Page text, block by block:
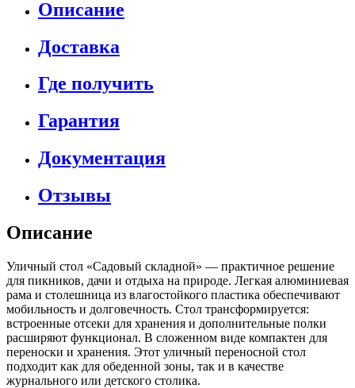
Описание
Доставка
Где получить
Гарантия
Документация
Отзывы
Описание
Уличный стол «Садовый складной» — практичное решение
для пикников, дачи и отдыха на природе. Легкая алюминиевая
рама и столешница из влагостойкого пластика обеспечивают
мобильность и долговечность. Стол трансформируется:
встроенные отсеки для хранения и дополнительные полки
расширяют функционал. В сложенном виде компактен для
переноски и хранения. Этот уличный переносной стол
подходит как для обеденной зоны, так и в качестве
журнального или детского столика.